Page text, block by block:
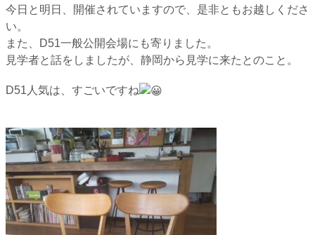
今日と明日、開催されていますので、是非ともお越しくださ
い。
また、D51一般公開会場にも寄りました。
見学者と話をしましたが、静岡から見学に来たとのこと。
D51人気は、すごいですね